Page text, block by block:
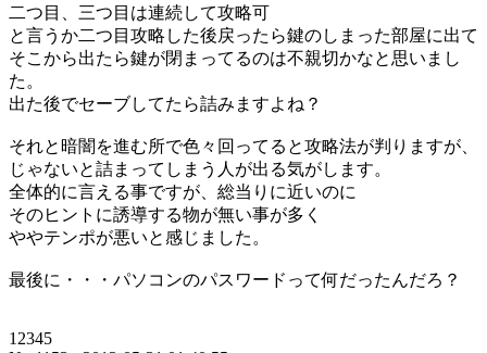
二つ目、三つ目は連続して攻略可
と言うか二つ目攻略した後戻ったら鍵のしまった部屋に出て
そこから出たら鍵が閉まってるのは不親切かなと思いまし
た。
出た後でセーブしてたら詰みますよね？
それと暗闇を進む所で色々回ってると攻略法が判りますが、
じゃないと詰まってしまう人が出る気がします。
全体的に言える事ですが、総当りに近いのに
そのヒントに誘導する物が無い事が多く
ややテンポが悪いと感じました。
最後に・・・パソコンのパスワードって何だったんだろ？
12345